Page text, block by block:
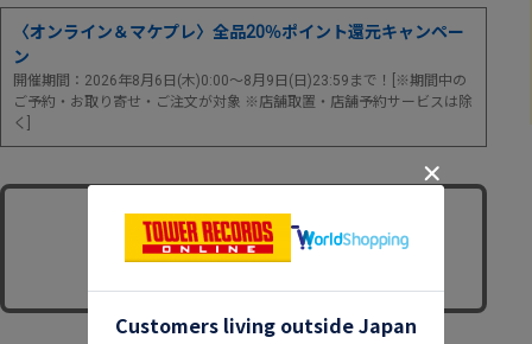
〈オンライン＆マケプレ〉全品20％ポイント還元キャンペー
ン
開催期間：2026年8月6日(木)0:00～8月9日(日)23:59まで！[※期間中の
ご予約・お取り寄せ・ご注文が対象 ※店舗取置・店舗予約サービスは除
く]